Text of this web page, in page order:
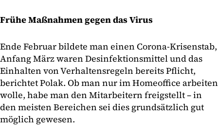
Frühe Maßnahmen gegen das Virus
Ende Februar bildete man einen Corona-Krisenstab,
Anfang März waren Desinfektionsmittel und das
Einhalten von Verhaltensregeln bereits Pflicht,
berichtet Polak. Ob man nur im Homeoffice arbeiten
wolle, habe man den Mitarbeitern freigstellt – in
den meisten Bereichen sei dies grundsätzlich gut
möglich gewesen.